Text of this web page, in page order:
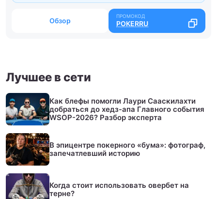
Обзор POKERRU
Лучшее в сети
Как блефы помогли Лаури Сааскилахти
добраться до хедз-апа Главного события
WSOP-2026? Разбор эксперта
В эпицентре покерного «бума»: фотограф,
запечатлевший историю
Когда стоит использовать овербет на
терне?